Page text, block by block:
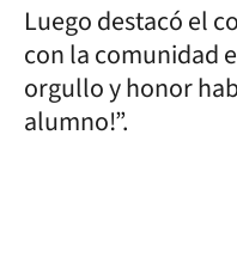
Luego destacó el
con la comunidad
orgullo y honor
alumno!”.